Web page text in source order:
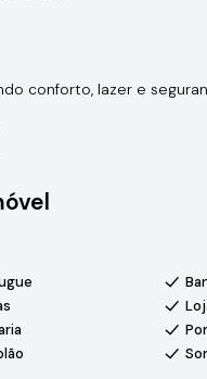
conforto, lazer e
de jogos, sala de
mini mercado interno,